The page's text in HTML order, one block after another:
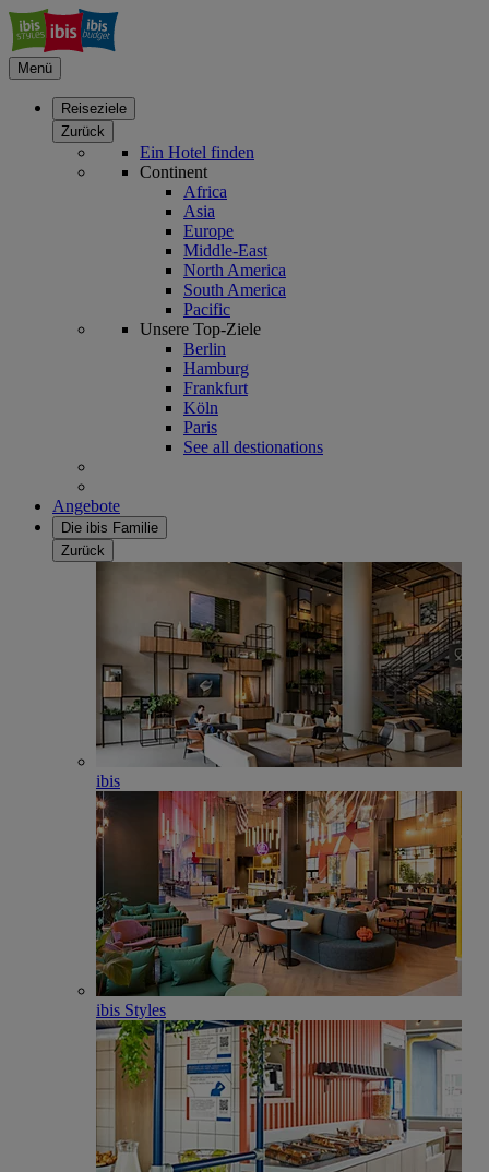
Menü
Reiseziele
Zurück
Ein Hotel finden
Continent
Africa
Asia
Europe
Middle-East
North America
South America
Pacific
Unsere Top-Ziele
Berlin
Hamburg
Frankfurt
Köln
Paris
See all destionations
Angebote
Die ibis Familie
Zurück
ibis
ibis Styles